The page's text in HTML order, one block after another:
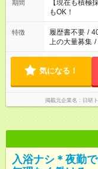
ね。 ※Wワーク希望の方へ 今ご覧のお仕事で希望する勤務時間
と、もう1つ
合は応募でき
期間
【現在も積
もOK！
特徴 履歴書不要 /
上の大量募集 /
気になる！
掲載元企業名 日研
入浴ナシ＊夜勤